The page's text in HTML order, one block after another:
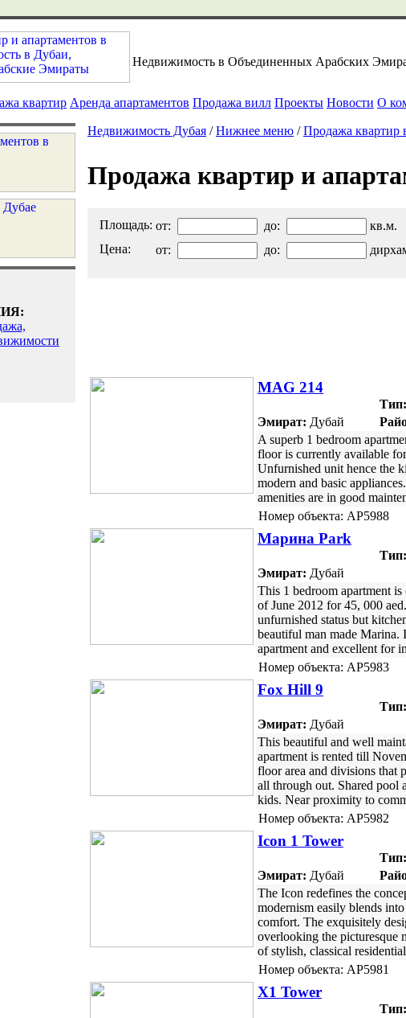
Недвижимость в Объединенных Арабских
квартир Аренда апартаментов Продажа вилл Проекты Новости О
Недвижимость Дубая /Нижнее меню /Продажа квартир
Продажа квартир и
Цена: от: до:
Площадь: от: до: кв.м.
MAG 214
Тип:
Эмират: Дубай
A superb 1 bedroom
floor is currently available
Unfurnished unit hence the
modern and basic
amenities are in good
Номер объекта: AP5988
Марина Park
Тип:
Эмират: Дубай
This 1 bedroom apartment
of June 2012 for 45, 000
unfurnished status but
beautiful man made Marina.
apartment and excellent for
Номер объекта: AP5983
Fox Hill 9
Тип:
Эмират: Дубай
This beautiful and well
apartment is rented till
floor area and divisions that
all through out. Shared pool
kids. Near proximity to
Номер объекта: AP5982
Icon 1 Tower
Тип:
Эмират: Дубай
The Icon redefines the
modernism easily blends
comfort. The exquisitely
overlooking the picturesque
of stylish, classical
Номер объекта: AP5981
X1 Tower
Тип: